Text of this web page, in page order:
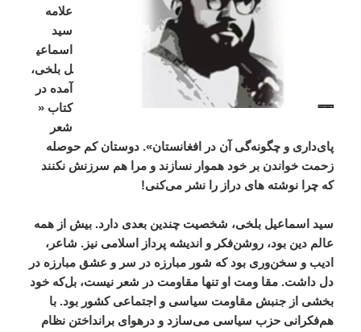
علامه
سید
اسماعی
ل بلخی،
آمده در
کتاب «
شعر
پایداری و چگونهگی آن در افغانستان».دوستان کم حوصله
زحمت خواندن بر خود هموار نسازند و مرا هم سرزنش نکنند
که چرا نوشته ‌های دراز را نشر میکنی!
سید اسماعیل بلخی، شخصیت چندین بعدی دارد.بیش از همه
عالم دین بود، روشنفکر و اندیشه پرداز اسلامی نیز. شاعر،
ادیب و سخنوری بود که شور مبارزه در سر و عشق مبارزه در
دل داشت.مقا ومت او تنها مقاومت در شعر نیست، بلکه خود
بخشی از جنبش مقاومت سیاسی و اجتماعی کشور بود.با
همفکرانی حزب سیاسی میسازد و درهوای برانداختن نظام